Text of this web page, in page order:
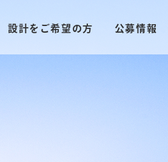
設計をご希望の方 公募情報